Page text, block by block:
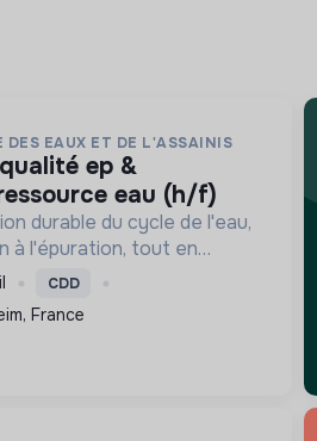
DES EAUX ET DE L'ASSAINIS
eau (h/f)
durable du cycle de l'eau,
à l'épuration, tout en
et la
s'adaptant au
pour le bien-être
CDD
France